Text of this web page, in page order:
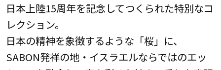
日本上陸15周年を記念してつくられた特別なコ
レクション。
日本の精神を象徴するような「桜」に、
SABON発祥の地・イスラエルならではのエッ